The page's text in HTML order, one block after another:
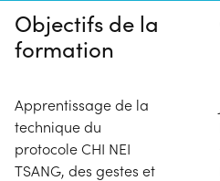
Objectifs de la
formation
Apprentissage de la
technique du
protocole CHI NEI
TSANG, des gestes et